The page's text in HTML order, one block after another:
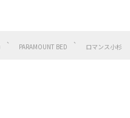
PARAMOUNT BED ロマンス小杉